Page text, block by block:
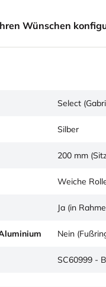
Wünschen
Select
Silber
200 mm
Weiche
Ja (in
Nein
SC60999 -